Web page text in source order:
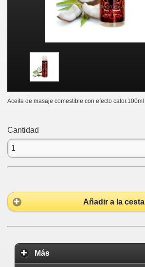
Aceite de masaje comestible con efecto calor.100ml
Cantidad
Añadir a la cesta
Más